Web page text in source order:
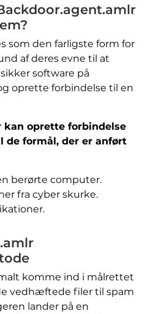
som den farligste form for
af deres evne til at
software på
oprette forbindelse til en
kan oprette forbindelse
formål, der er anført
berørte computer.
fra cyber skurke.
komme ind i målrettet
vedhæftede filer til spam
lander på en